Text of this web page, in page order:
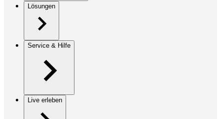
Lösungen
Service & Hilfe
Live erleben